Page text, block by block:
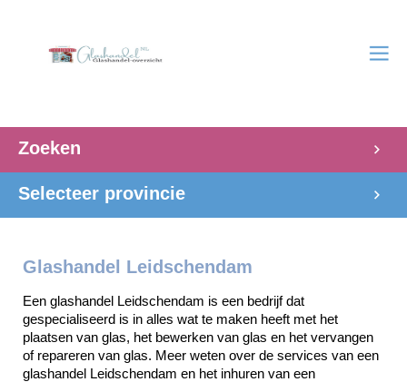
Zoeken
Selecteer provincie
Glashandel Leidschendam
Een glashandel Leidschendam is een bedrijf dat
gespecialiseerd is in alles wat te maken heeft met het
plaatsen van glas, het bewerken van glas en het vervangen
of repareren van glas. Meer weten over de services van een
glashandel Leidschendam en het inhuren van een